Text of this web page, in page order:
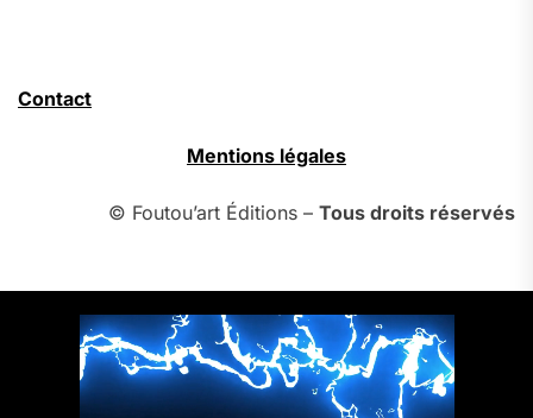
Contact
Mentions légales
© Foutou’art Éditions – Tous droits réservés